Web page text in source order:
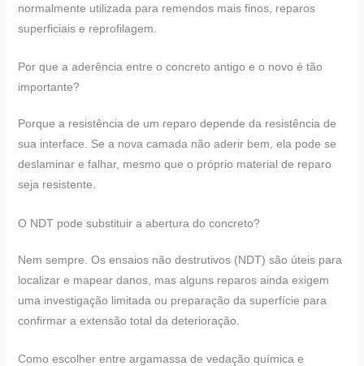
normalmente utilizada para remendos mais finos, reparos
superficiais e reprofilagem.
Por que a aderência entre o concreto antigo e o novo é tão
importante?
Porque a resistência de um reparo depende da resistência de
sua interface. Se a nova camada não aderir bem, ela pode se
deslaminar e falhar, mesmo que o próprio material de reparo
seja resistente.
O NDT pode substituir a abertura do concreto?
Nem sempre. Os ensaios não destrutivos (NDT) são úteis para
localizar e mapear danos, mas alguns reparos ainda exigem
uma investigação limitada ou preparação da superfície para
confirmar a extensão total da deterioração.
Como escolher entre argamassa de vedação química e